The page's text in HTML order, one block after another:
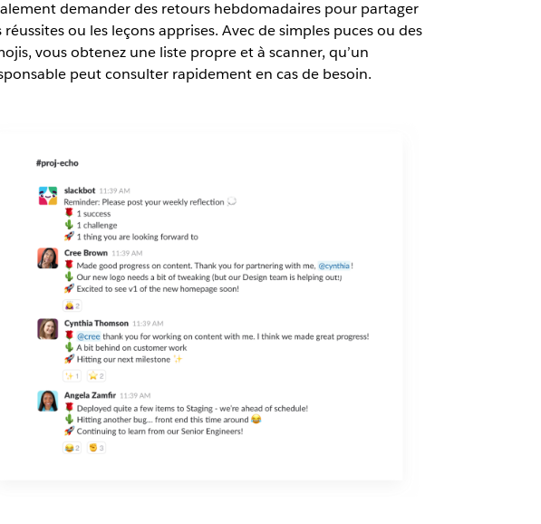
demander des retours hebdomadaires pour partager
réussites ou les leçons apprises. Avec de simples puces ou des
vous obtenez une liste propre et à scanner, qu’un
peut consulter rapidement en cas de besoin.